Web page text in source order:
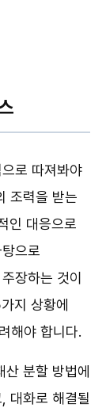
로 따져봐야
조력을 받는
인 대응으로
으로
장하는 것이
지 상황에
해야 합니다.
산 분할 방법에
대화로 해결될